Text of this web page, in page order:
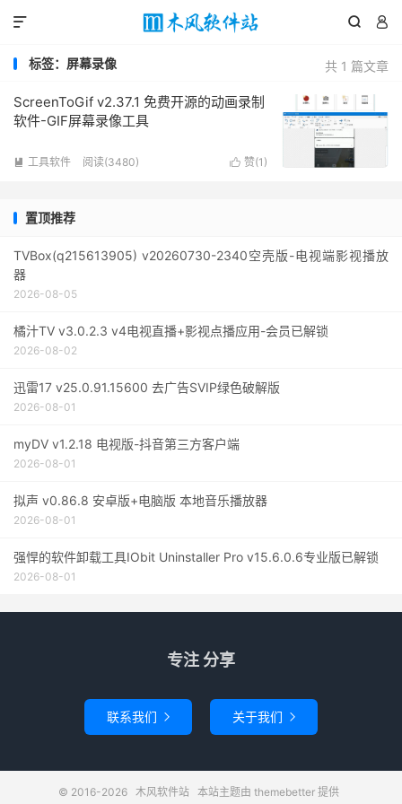
 

共 1 篇文章
标签：屏幕录像
ScreenToGif v2.37.1 免费开源的动画录制
软件-GIF屏幕录像工具
 赞(1 )
 工具软件 阅读(3480)
置顶推荐
TVBox(q215613905) v20260730-2340空壳版-电视端影视播放
器
2026-08-05
橘汁TV v3.0.2.3 v4电视直播+影视点播应用-会员已解锁
2026-08-02
迅雷17 v25.0.91.15600 去广告SVIP绿色破解版
2026-08-01
myDV v1.2.18 电视版-抖音第三方客户端
2026-08-01
拟声 v0.86.8 安卓版+电脑版 本地音乐播放器
2026-08-01
强悍的软件卸载工具IObit Uninstaller Pro v15.6.0.6专业版已解锁
2026-08-01
专注 分享
联系我们  关于我们 
© 2016-2026 木风软件站本站主题由 themebetter提供